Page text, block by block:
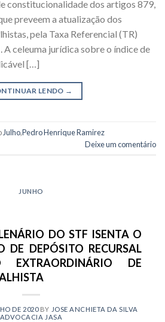
constitucionalidade dos artigos 879,
preveem a atualização dos
pela Taxa Referencial (TR)
celeuma jurídica sobre o índice de
[…]
LENDO →
Julho,Pedro Henrique Ramirez
Deixe um comentário
JUNHO
DO STF ISENTA O
DE DEPÓSITO RECURSAL
EXTRAORDINÁRIO DE
DE 2020BY JOSE ANCHIETA DA SILVA
ADVOCACIA JASA